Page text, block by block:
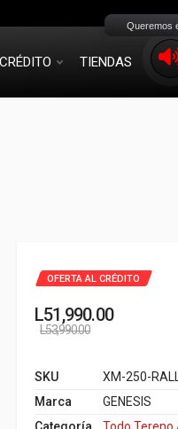
CRÉDITO TIENDAS
Queremos
OFERTA AL CRÉDITO
L51,990.00
L53,990.00
SKU
XM-250-
Marca
GENESIS